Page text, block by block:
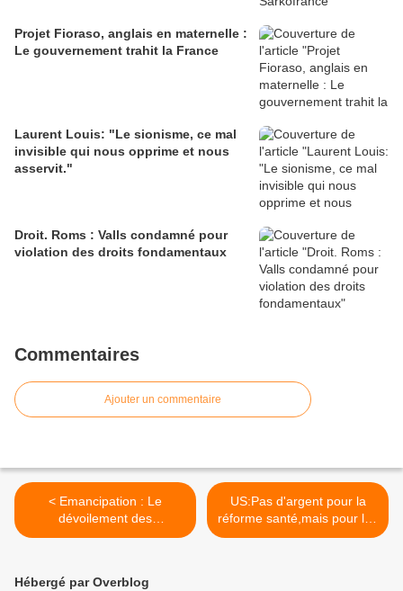
Projet Fioraso, anglais en maternelle :
Le gouvernement trahit la France
Laurent Louis: "Le sionisme, ce mal
invisible qui nous opprime et nous
asservit."
Droit. Roms : Valls condamné pour
violation des droits fondamentaux
Commentaires
Ajouter un commentaire
< Emancipation : Le
dévoilement des
dominations globales
US:Pas d'argent pour la
réforme santé,mais pour les
technologies de mort >
Hébergé par Overblog